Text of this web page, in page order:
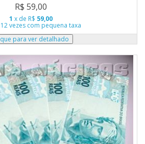
R$ 59,00
1 x de R$ 59,00
vezes com pequena taxa